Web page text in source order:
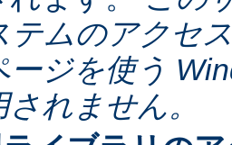
テムのアクセ
ージを使う
れません。